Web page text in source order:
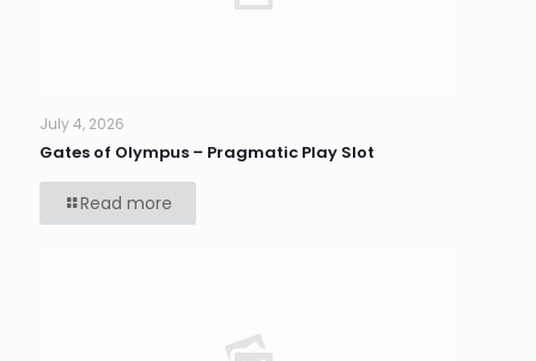
July 4, 2026
Gates of Olympus – Pragmatic Play Slot
Read more